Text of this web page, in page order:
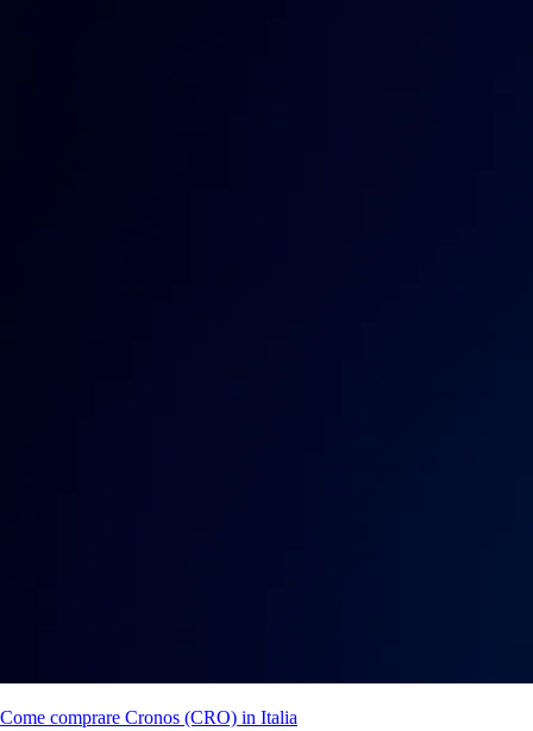
Come comprare Cronos (CRO) in Italia